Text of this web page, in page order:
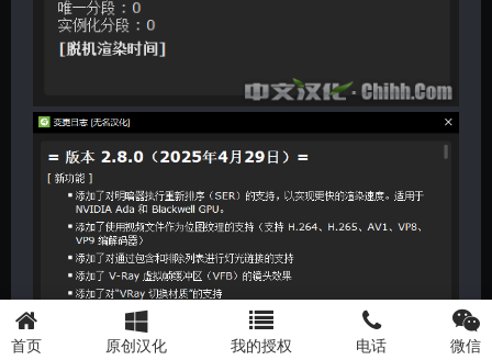
首页 原创汉化 我的授权 电话 微信